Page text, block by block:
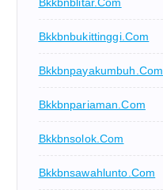
Bkkbnbukittinggi.com
Bkkbnpayakumbuh.com
Bkkbnpariaman.com
Bkkbnsolok.com
Bkkbnsawahlunto.com